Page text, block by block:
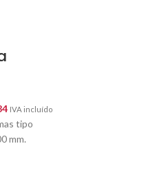
IVA incluído
tipo
mm.